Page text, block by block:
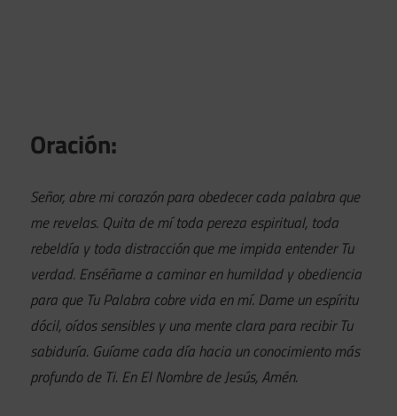
Oración:
Señor, abre mi corazón para obedecer cada palabra que
me revelas. Quita de mí toda pereza espiritual, toda
rebeldía y toda distracción que me impida entender Tu
verdad. Enséñame a caminar en humildad y obediencia
para que Tu Palabra cobre vida en mí. Dame un espíritu
dócil, oídos sensibles y una mente clara para recibir Tu
sabiduría. Guíame cada día hacia un conocimiento más
profundo de Ti. En El Nombre de Jesús, Amén.